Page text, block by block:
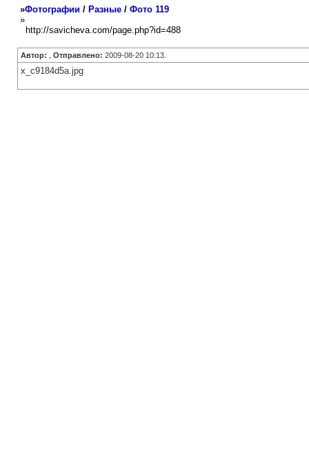
»Фотографии/ Разные/ Фото 119
»
http://savicheva.com/page.php?id=488
Автор: Отправлено: 2009-08-20 10:13.
x_c9184d5a.jpg